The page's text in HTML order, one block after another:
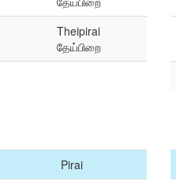
Theipirai
தேய்பிறை
Pirai